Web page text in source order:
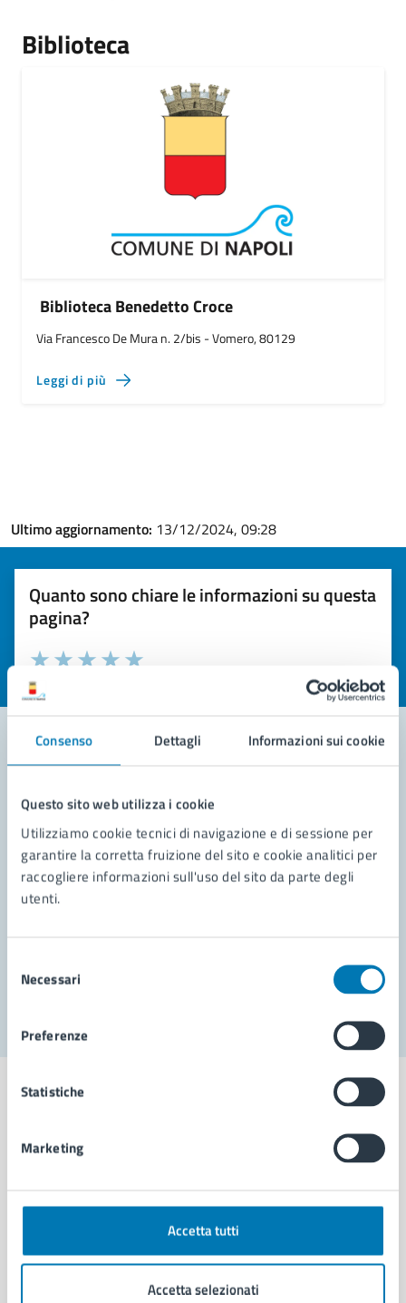
Consenso Dettagli Informazioni sui cookie
Questo sito web utilizza i cookie
Utilizziamo cookie tecnici di navigazione e di sessione per
garantire la corretta fruizione del sito e cookie analitici per
raccogliere informazioni sull'uso del sito da parte degli
utenti.
delNecessari
Preferenze
Statistiche
Marketing
Accetta tutti
Accetta selezionati
Biblioteca
Biblioteca Benedetto Croce
Via Francesco De Mura n. 2/bis - Vomero, 80129
Leggi di più
Ultimo aggiornamento: 13/12/2024, 09:28
Quanto sono chiare le informazioni su questa
pagina?
Valuta la chiarezza delle informazioni (da 1 a 5 stelle)
Seleziona il numero di stelle per valutare la chiarezza delle
Valuta 1 stelle su 5
Richiedi assistenza
Segnala disservizio
Comune di Napoli
AMMINISTRAZIONE
Organi di governo